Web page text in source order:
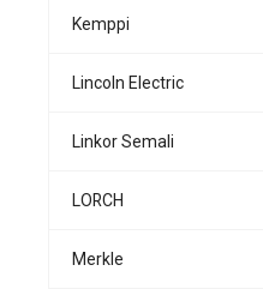
Kemppi
Lincoln Electric
Linkor Semali
LORCH
Merkle